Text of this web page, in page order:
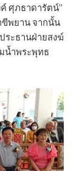
ศุภธาดารัตน์”
ขีพยาน จากนั้น
ระธานฝ่ายสงฆ์
น้ำพระพุทธ